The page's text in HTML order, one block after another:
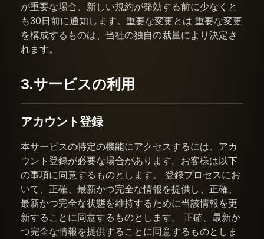
が重要な場合、新しい規約が発効する前に少なくと
も30日前に通知します。重要な変更とは 重要な変更
を構成するものは、当社の独自の裁量により決定さ
れます。
3.サービスの利用
アカウント登録
本サービスの特定の機能にアクセスするには、アカ
ウント登録が必要な場合があります。お客様は以下
の事項に同意するものとします。 登録プロセスにお
いて、正確、最新かつ完全な情報を提供し、正確、
最新かつ完全な状態を維持するために当該情報を更
新することに同意するものとします。 正確、最新か
つ完全な情報を提供することに同意するものとしま